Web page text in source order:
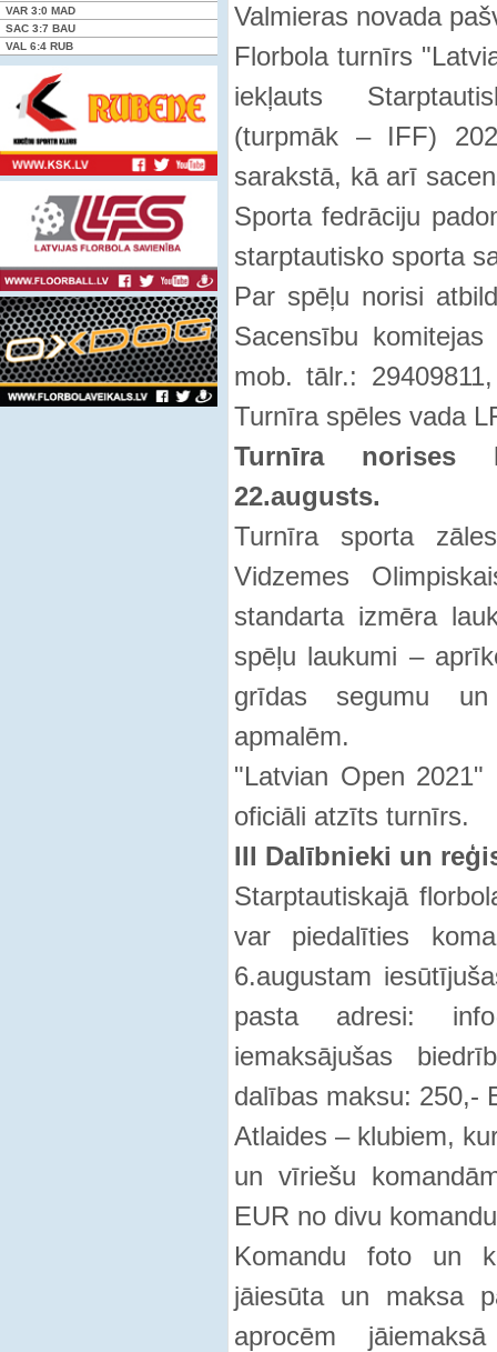
VAR 3:0 MAD
SAC 3:7 BAU
VAL 6:4 RUB
Valmieras novada
Florbola turnīrs
iekļauts
(turpmāk – IFF)
sarakstā, kā arī
Sporta fedrāciju
starptautisko sporta
Par spēļu norisi
Sacensību
mob. tālr.:
Turnīra spēles vada
Turnīra norises
22.augusts.
Turnīra sporta
Vidzemes
standarta izmēra
spēļu laukumi –
grīdas segumu
apmalēm.
"Latvian Open
oficiāli atzīts turnīrs.
III Dalībnieki un
Starptautiskajā
var piedalīties
6.augustam
pasta adresi:
iemaksājušas
dalības maksu: 250,-
Atlaides – klubiem,
un vīriešu
EUR no divu
Komandu foto un
jāiesūta un maksa
aprocēm